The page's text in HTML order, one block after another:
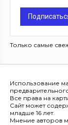
Только самые
Использование
Все права на
Сайт может
младше 16 лет.
Мнение авторов